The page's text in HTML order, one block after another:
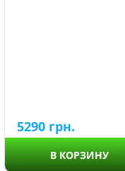
5290 грн.
В КОРЗИНУ